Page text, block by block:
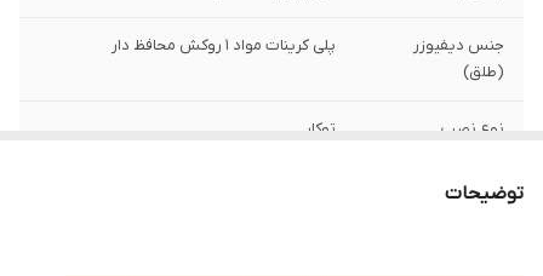
جنس دیفیوزر
(طلق)
پلی کرینات مواد 1 روکش محافظ دار
نوع نصب توکار
رنگ بدنه
توضیحات